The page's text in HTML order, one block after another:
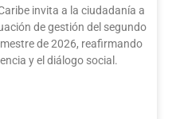
invita a la ciudadanía a
de gestión del segundo
de 2026, reafirmando
y el diálogo social.